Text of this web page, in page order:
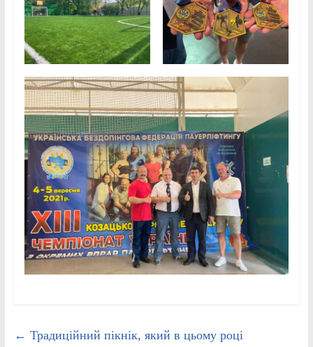
← Традиційний пікнік, який в цьому році